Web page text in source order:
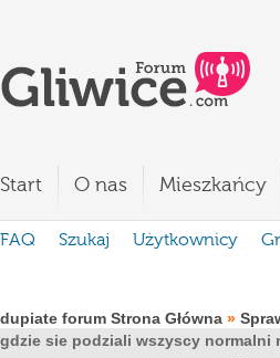
Start O nas Mieszkańcy
FAQ Szukaj Użytkownicy
dupiate forum Strona Główna »
gdzie sie podziali wszyscy normalni